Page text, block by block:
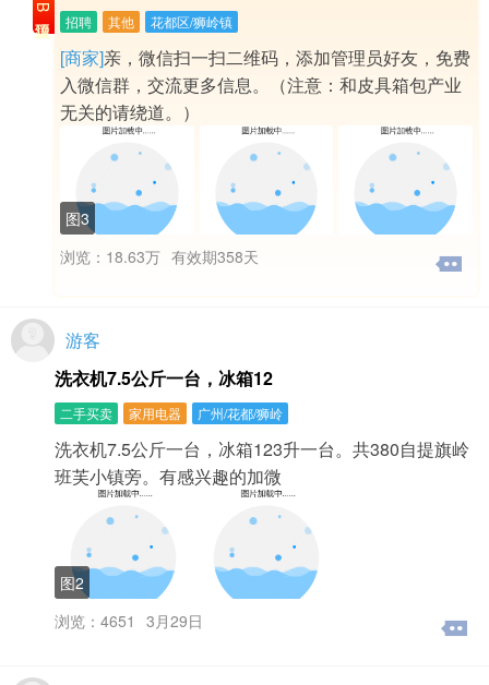
B级置顶
招聘 其他 花都区/狮岭镇
[商家]亲，微信扫一扫二维码，添加管理员好友，免费
入微信群，交流更多信息。（注意：和皮具箱包产业
无关的请绕道。）
图3
浏览：18.63万 有效期358天
游客
洗衣机7.5公斤一台，冰箱12
二手买卖 家用电器 广州/花都/狮岭
洗衣机7.5公斤一台，冰箱123升一台。共380自提旗岭
班芙小镇旁。有感兴趣的加微
图2
浏览：4651
3月29日